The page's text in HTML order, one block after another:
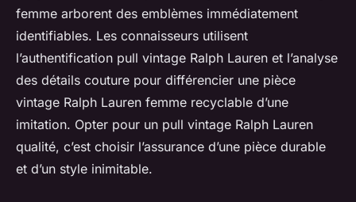
femme arborent des emblèmes immédiatement
identifiables. Les connaisseurs utilisent
l’authentification pull vintage Ralph Lauren et l’analyse
des détails couture pour différencier une pièce
vintage Ralph Lauren femme recyclable d’une
imitation. Opter pour un pull vintage Ralph Lauren
qualité, c’est choisir l’assurance d’une pièce durable
et d’un style inimitable.